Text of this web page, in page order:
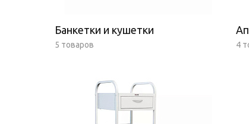
Банкетки и кушетки
5 товаров 4